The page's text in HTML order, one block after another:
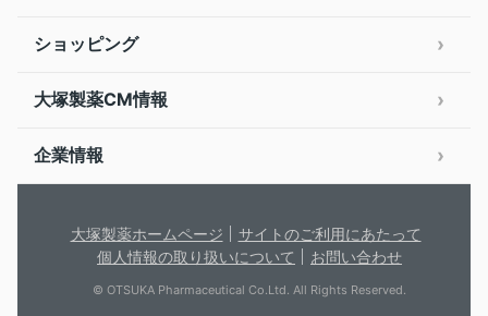
ショッピング
大塚製薬CM情報
企業情報
大塚製薬ホームページ
サイトのご利用にあたって
個人情報の取り扱いについて
お問い合わせ
© OTSUKA Pharmaceutical Co.Ltd. All Rights Reserved.